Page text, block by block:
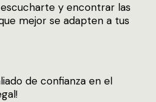
y encontrar las
mejor se adapten a tus
de confianza en el